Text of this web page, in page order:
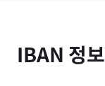
IBAN 정보